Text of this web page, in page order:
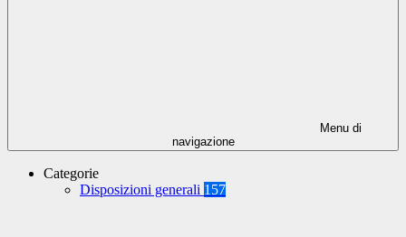
Menu di
navigazione
Categorie
Disposizioni generali 157